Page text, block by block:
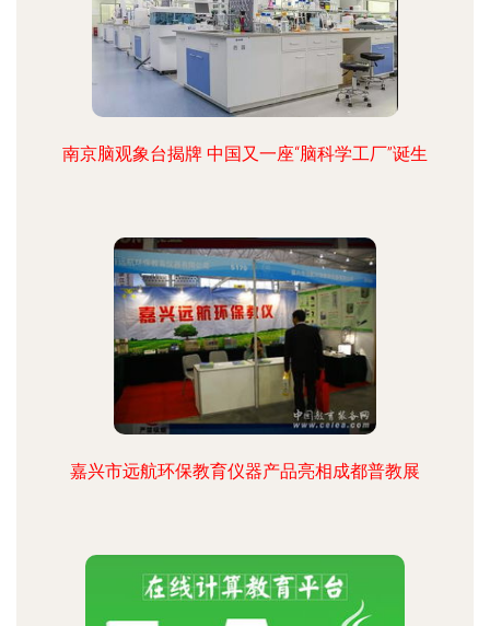
南京脑观象台揭牌 中国又一座“脑科学工厂”诞生
嘉兴市远航环保教育仪器产品亮相成都普教展